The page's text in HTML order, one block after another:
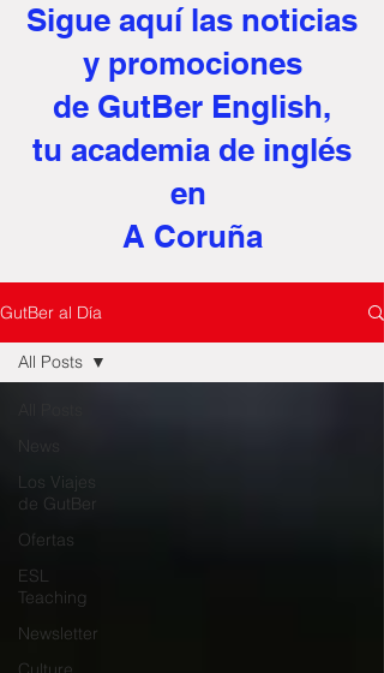
Sigue aquílas noticias
y promociones
de GutBer English,
tu academia de inglés
en
A Coruña
GutBer al Día
Los Viajes
de GutBer
Ofertas
ESL
Teaching
Newsletter
All Posts